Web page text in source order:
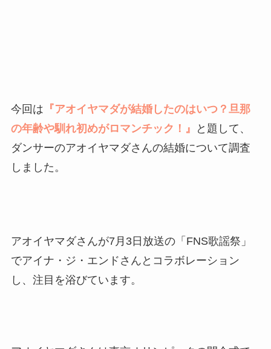
今回は 『アオイヤマダが結婚したのはいつ？旦那
の年齢や馴れ初めがロマンチック！』
と題して、
ダンサーのアオイヤマダさんの結婚について調査
しました。
アオイヤマダさんが7月3日放送の「FNS歌謡祭」
でアイナ・ジ・エンドさんとコラボレーション
し、注目を浴びています。